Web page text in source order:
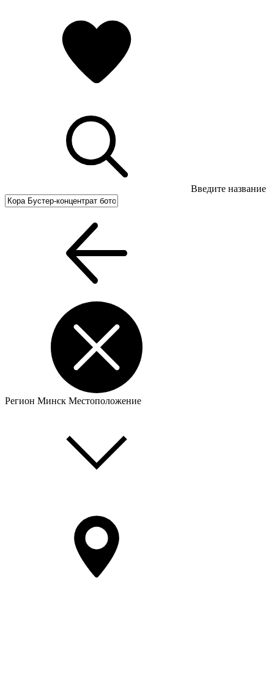
Введите название
Регион Минск Местоположение